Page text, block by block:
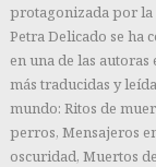
protagonizada por la
Petra Delicado se ha
en una de las autoras
más traducidas y
mundo: Ritos de
perros, Mensajeros
oscuridad, Muertos